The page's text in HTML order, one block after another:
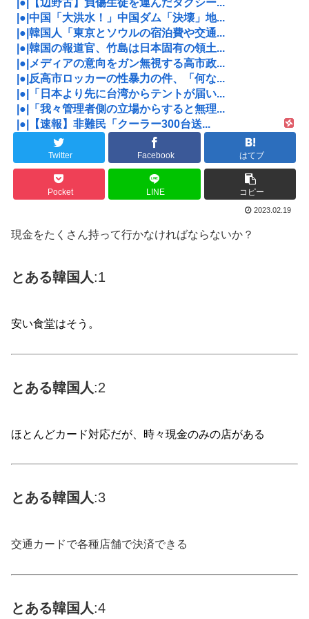
|●|【辺野古】負傷生徒を運んだタクシー...
|●|中国「大洪水！」中国ダム「決壊」地...
|●|韓国人「東京とソウルの宿泊費や交通...
|●|韓国の報道官、竹島は日本固有の領土...
|●|メディアの意向をガン無視する高市政...
|●|反高市ロッカーの性暴力の件、「何な...
|●|「日本より先に台湾からテントが届い...
|●|「我々管理者側の立場からすると無理...
|●|【速報】非難民「クーラー300台送...
Twitter Facebook はてブ
Pocket LINE コピー
2023.02.19
現金をたくさん持って行かなければならないか？
とある韓国人:1
安い食堂はそう。
とある韓国 人:2
ほとんどカード対応だが、時々現金のみの店がある
とある韓国 人:3
交通カードで各種店舗で決済できる
とある韓国 人:4